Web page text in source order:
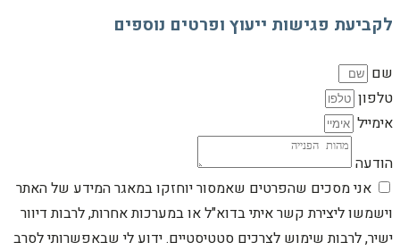
לקביעת פגישות ייעוץ ופרטים נוספים
שם
טלפון
אימייל
הודעה
אני מסכים שהפרטים שאמסור יוחזקו במאגר המידע של האתר
וישמשו ליצירת קשר איתי בדוא"ל או במערכות אחרות, לרבות דיוור
ישיר, לרבות שימוש לצרכים סטטיסטיים. ידוע לי שבאפשרותי לסרב